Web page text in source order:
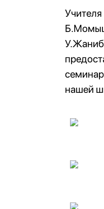
нашей